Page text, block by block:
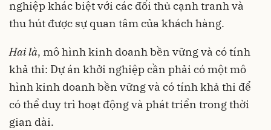
nghiệp khác biệt với các đối thủ cạnh tranh và
thu hút được sự quan tâm của khách hàng.
Hai là, mô hình kinh doanh bền vững và có tính
khả thi: Dự án khởi nghiệp cần phải có một mô
hình kinh doanh bền vững và có tính khả thi để
có thể duy trì hoạt động và phát triển trong thời
gian dài.